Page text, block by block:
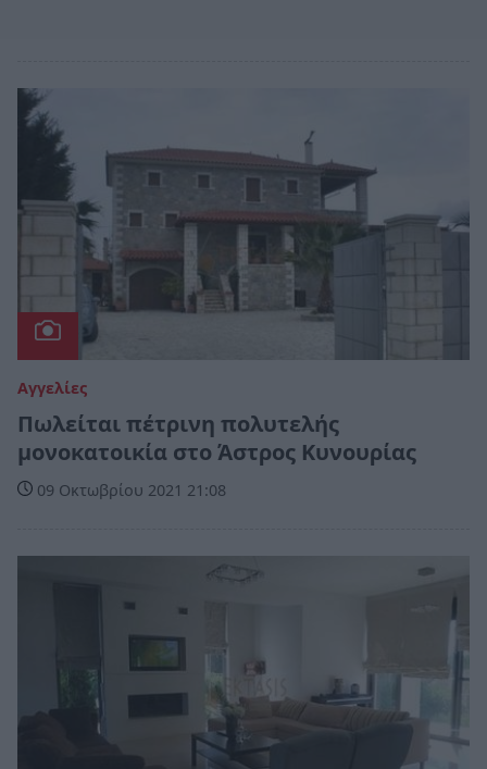
Αγγελίες
Πωλείται πέτρινη πολυτελής
μονοκατοικία στο Άστρος Κυνουρίας
09 Οκτωβρίου 2021 21:08